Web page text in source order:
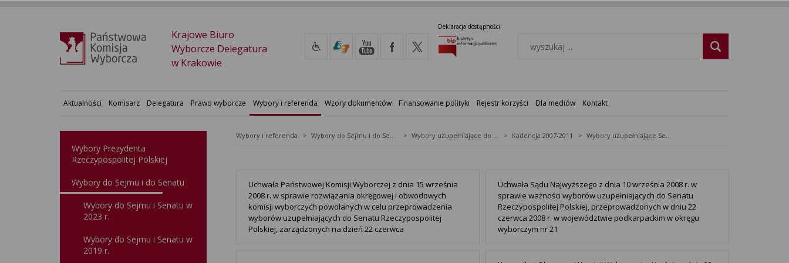
Krajowe Biuro
Wyborcze Delegatura
w Krakowie
Deklaracja dostępności
Aktualności Komisarz Delegatura Prawo wyborcze Wybory i referenda Wzory dokumentów Finansowanie polityki Rejestr korzyści Dla mediów Kontakt
Wybory Prezydenta
Rzeczypospolitej Polskiej
Wybory do Sejmu i do Senatu
Wybory do Sejmu i Senatu w
2023 r.
Wybory do Sejmu i Senatu w
2019 r.
Wybory i referenda Wybory do Sejmu i do Senatu Wybory uzupełniające do Senatu RP Kadencja 2007-2011 Wybory uzupełniające Senat 2008 - okręg nr 21
Uchwała Państwowej Komisji Wyborczej z dnia 15 września
2008 r. w sprawie rozwiązania okręgowej i obwodowych
komisji wyborczych powołanych w celu przeprowadzenia
wyborów uzupełniających do Senatu Rzeczypospolitej
Polskiej, zarządzonych na dzień 22 czerwca
Uchwała Sądu Najwyższego z dnia 10 września 2008 r. w
sprawie ważności wyborów uzupełniających do Senatu
Rzeczypospolitej Polskiej, przeprowadzonych w dniu 22
czerwca 2008 r. w województwie podkarpackim w okręgu
wyborczym nr 21